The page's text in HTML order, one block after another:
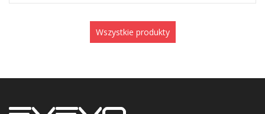
Wszystkie produkty